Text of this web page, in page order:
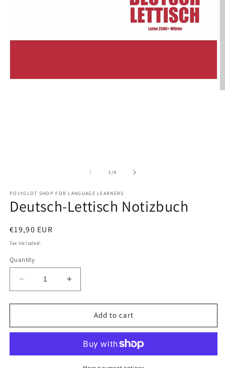
1/of
4
POLYGLOT SHOP FOR LANGUAGE LEARNERS
Deutsch-Lettisch Notizbuch
Regular
price
€19,90 EUR
Tax included.
Quantity
Decrease
quantity
for
Lettisch
Increase
quantity
for
Deutsch-
Lettisch
Add to cart